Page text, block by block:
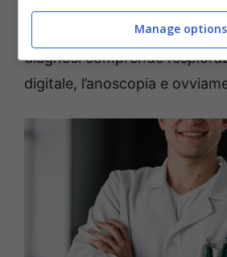
essenziale quando si parla di
diagnosi comprende
digitale, l’anoscopia e
Manage options